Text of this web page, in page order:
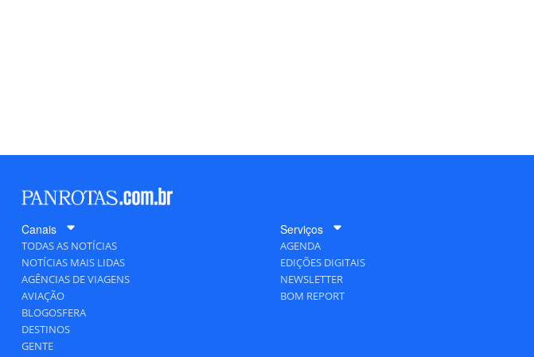
Canais
TODAS AS NOTÍCIAS
NOTÍCIAS MAIS LIDAS
AGÊNCIAS DE VIAGENS
AVIAÇÃO
BLOGOSFERA
DESTINOS
GENTE
Serviços
AGENDA
EDIÇÕES DIGITAIS
NEWSLETTER
BOM REPORT